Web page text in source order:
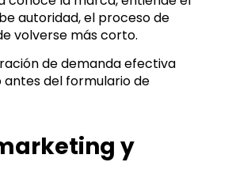
autoridad, el proceso de
volverse más corto.
de demanda efectiva
del formulario de
y